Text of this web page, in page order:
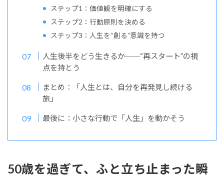
ステップ1：価値観を明確にする
ステップ2：行動原則を決める
ステップ3：人生を“創る”意識を持つ
人生後半をどう生きるか──“再スタート”の視
点を持とう
まとめ：「人生とは、自分を再発見し続ける
旅」
最後に：小さな行動で「人生」を動かそう
50歳を過ぎて、ふと立ち止まった瞬